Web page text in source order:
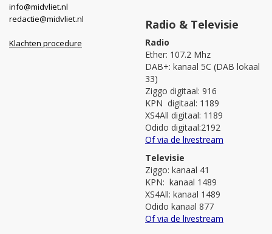
info@midvliet.nl
redactie@midvliet.nl
Klachten procedure
Radio & Televisie
Radio
Ether: 107.2 Mhz
DAB+: kanaal 5C (DAB lokaal
33)
Ziggo digitaal: 916
KPN digitaal: 1189
XS4All digitaal: 1189
Odido digitaal:2192
Of via de livestream
Televisie
Ziggo: kanaal 41
KPN: kanaal 1489
XS4All: kanaal 1489
Odido kanaal 877
Of via de livestream